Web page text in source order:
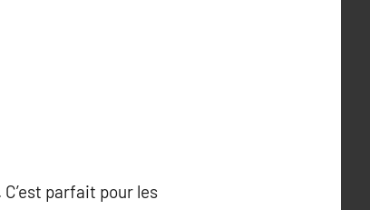
parfait pour les